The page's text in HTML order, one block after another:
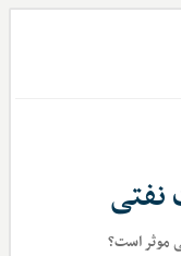
نفتی
موثر است؟